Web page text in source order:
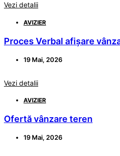
Vezi detalii
AVIZIER
Proces Verbal afișare
19 Mai, 2026
Vezi detalii
AVIZIER
Ofertă vânzare teren
19 Mai, 2026